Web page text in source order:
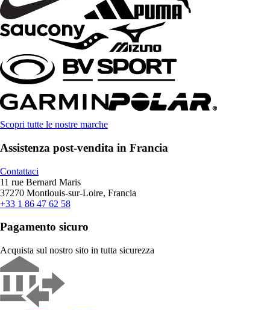
Scopri tutte le nostre marche
Assistenza post-vendita in Francia
Contattaci
11 rue Bernard Maris
37270 Montlouis-sur-Loire, Francia
+33 1 86 47 62 58
Pagamento sicuro
Acquista sul nostro sito in tutta sicurezza